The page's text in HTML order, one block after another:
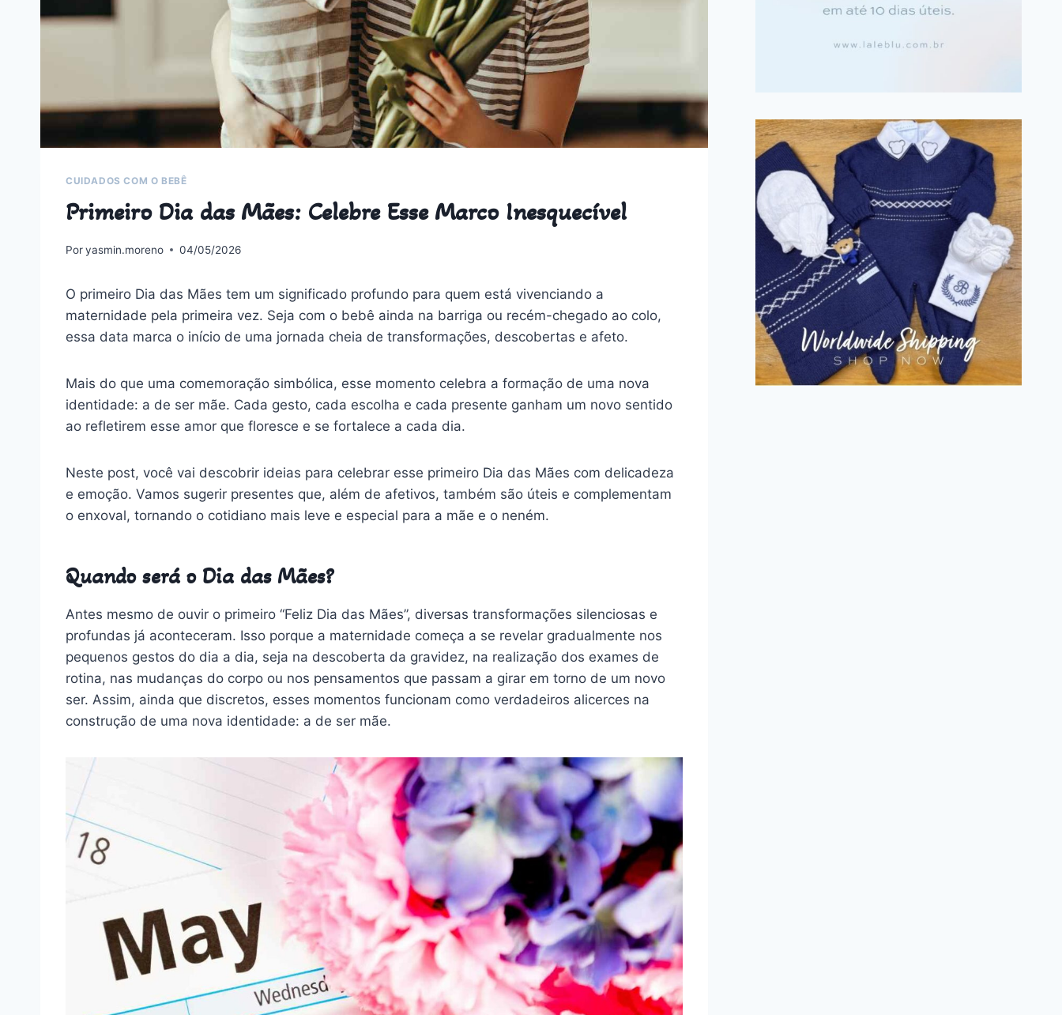
CUIDADOS COM O BEBÊ
Primeiro Dia das Mães: Celebre Esse Marco Inesquecível
Poryasmin.moreno 04/05/2026
O primeiro Dia das Mães tem um significado profundo para quem está vivenciando a
maternidade pela primeira vez. Seja com o bebê ainda na barriga ou recém-chegado ao colo,
essa data marca o início de uma jornada cheia de transformações, descobertas e afeto.
Mais do que uma comemoração simbólica, esse momento celebra a formação de uma nova
identidade: a de ser mãe. Cada gesto, cada escolha e cada presente ganham um novo sentido
ao refletirem esse amor que floresce e se fortalece a cada dia.
Neste post, você vai descobrir ideias para celebrar esse primeiro Dia das Mães com delicadeza
e emoção. Vamos sugerir presentes que, além de afetivos, também são úteis e complementam
o enxoval, tornando o cotidiano mais leve e especial para a mãe e o neném.
Quando será o Dia das Mães?
Antes mesmo de ouvir o primeiro “Feliz Dia das Mães”, diversas transformações silenciosas e
profundas já aconteceram. Isso porque a maternidade começa a se revelar gradualmente nos
pequenos gestos do dia a dia, seja na descoberta da gravidez, na realização dos exames de
rotina, nas mudanças do corpo ou nos pensamentos que passam a girar em torno de um novo
ser. Assim, ainda que discretos, esses momentos funcionam como verdadeiros alicerces na
construção de uma nova identidade: a de ser mãe.